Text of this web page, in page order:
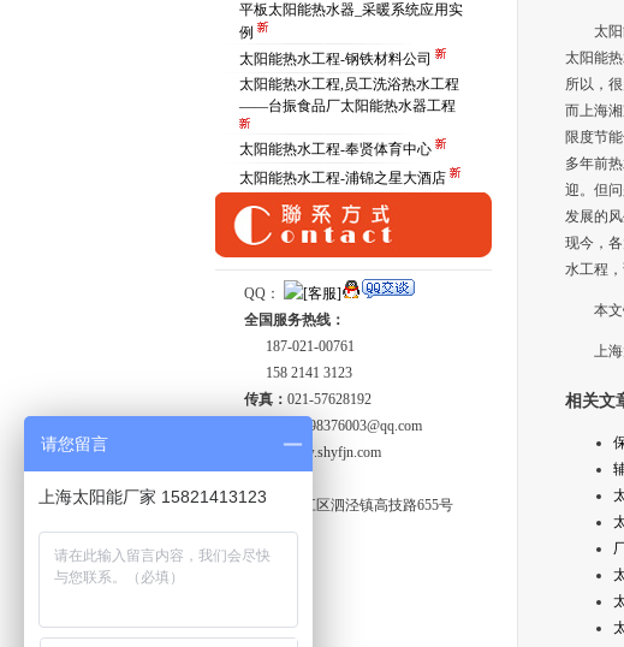
平板太阳能热水器_采暖系统应用实
例
太阳能热水工程-钢铁材料公司
太阳能热水工程,员工洗浴热水工程
——台振食品厂太阳能热水器工程
太阳能热水工程-奉贤体育中心
太阳能热水工程-浦锦之星大酒店
QQ：
全国服务热线：
187-021-00761
158 2141 3123
传真： 021-57628192
1098376003@qq.com
//www.shyfjn.com
上海市松江区泗泾镇高技路655号
太
太阳能
所以，
而上海
限度节
多年前
迎。但
发展的
现今，
水工程
本文
上
相关文
请您留言
上海太阳能厂家 15821413123